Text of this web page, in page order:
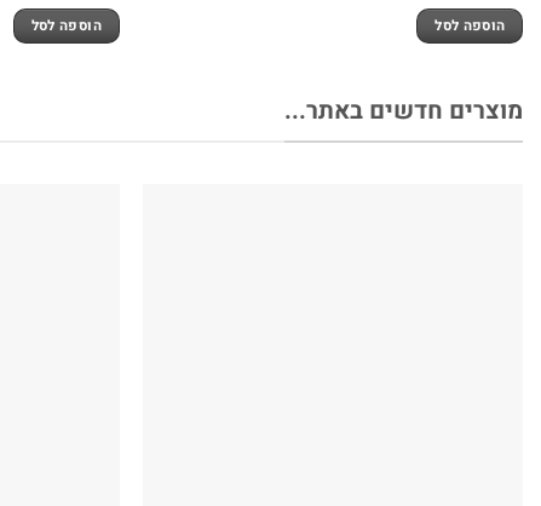
הוספה לסל הוספה לסל
מוצרים חדשים באתר...